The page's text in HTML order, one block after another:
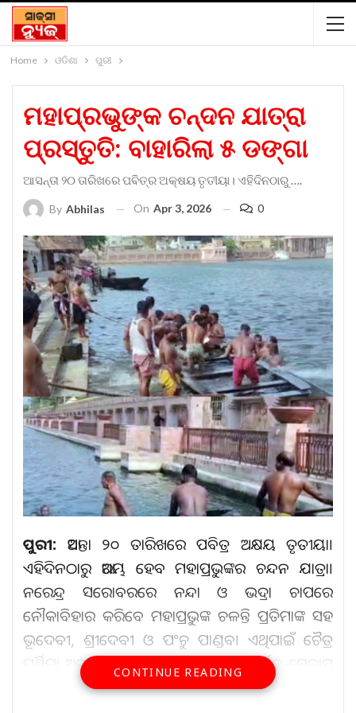
Home ଓଡିଶା ପୁରୀ
ମହାପ୍ରଭୁଙ୍କ ଚନ୍ଦନ ଯାତ୍ରା
ପ୍ରସ୍ତୁତି: ବାହାରିଲା ୫ ଡଙ୍ଗା
ଆସନ୍ତା ୨୦ ତାରିଖରେ ପବିତ୍ର ଅକ୍ଷୟ ତୃତୀୟା। ଏହିଦିନଠାରୁ ….
By Abhilas On Apr 3, 2026 0
ପୁରୀ: ଆସନ୍ତା ୨୦ ତାରିଖରେ ପବିତ୍ର ଅକ୍ଷୟ ତୃତୀୟା।
ଏହିଦିନଠାରୁ ଆରମ୍ଭ ହେବ ମହାପ୍ରଭୁଙ୍କର ଚନ୍ଦନ ଯାତ୍ରା।
ନରେନ୍ଦ୍ର ସରୋବରରେ ନନ୍ଦା ଓ ଭଦ୍ରା ଚାପରେ
ନୌକାବିହାର କରିବେ ମହାପ୍ରଭୁଙ୍କ ଚଳନ୍ତି ପ୍ରତିମାଙ୍କ ସହ
ଭୂଦେବୀ, ଶ୍ରୀଦେବୀ ଓ ପଂଚୁ ପାଣ୍ଡବ। ଏଥିପାଇଁ ଚୈତ୍ର
ପୂର୍ଣ୍ଣିମା ଅବସରରେ ରଥ ତତ୍ୱାବଧାରକ ସୁଦର୍ଶନ ମେକାପ
ଓ ଭୋଇ ସର୍ଦ୍ଦାର ରବି ଭୋଇଙ୍କ ତତ୍ୱାବଧାନରେ ଭୋଇ
CONTINUE READING